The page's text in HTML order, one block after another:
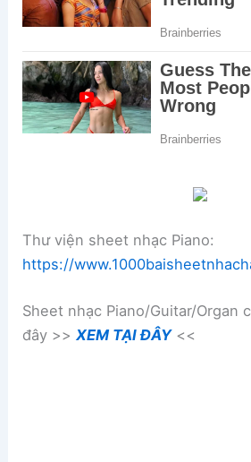
Thư viện sheet nhạc Piano:
https://
Sheet nhạc Piano/Guitar/Organ
đây >>XEM TẠI ĐÂY<<